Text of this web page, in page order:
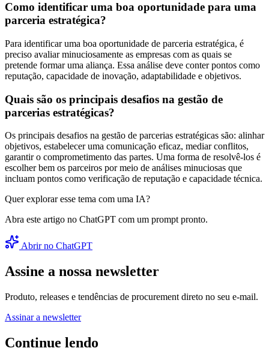
Como identificar uma boa oportunidade para uma
parceria estratégica?
Para identificar uma boa oportunidade de parceria estratégica, é
preciso avaliar minuciosamente as empresas com as quais se
pretende formar uma aliança. Essa análise deve conter pontos como
reputação, capacidade de inovação, adaptabilidade e objetivos.
Quais são os principais desafios na gestão de
parcerias estratégicas?
Os principais desafios na gestão de parcerias estratégicas são: alinhar
objetivos, estabelecer uma comunicação eficaz, mediar conflitos,
garantir o comprometimento das partes. Uma forma de resolvê-los é
escolher bem os parceiros por meio de análises minuciosas que
incluam pontos como verificação de reputação e capacidade técnica.
Quer explorar esse tema com uma IA?
Abra este artigo no ChatGPT com um prompt pronto.
Abrir no ChatGPT
Assine a nossa newsletter
Produto, releases e tendências de procurement direto no seu e-mail.
Assinar a newsletter
Continue lendo